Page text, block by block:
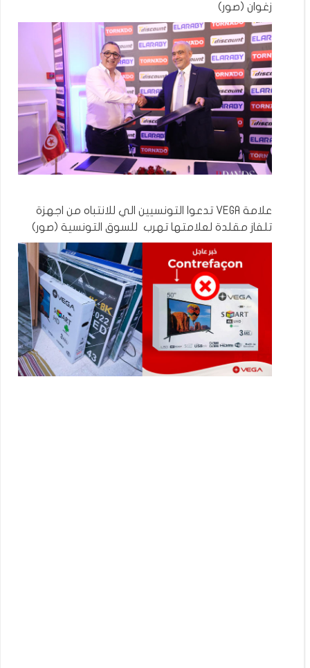
زغوان (صور)
علامة VEGA تدعوا التونسيين الي للانتباه من اجهزة
تلفاز مقلدة لعلامتها تهرب للسوق التونسية (صور)